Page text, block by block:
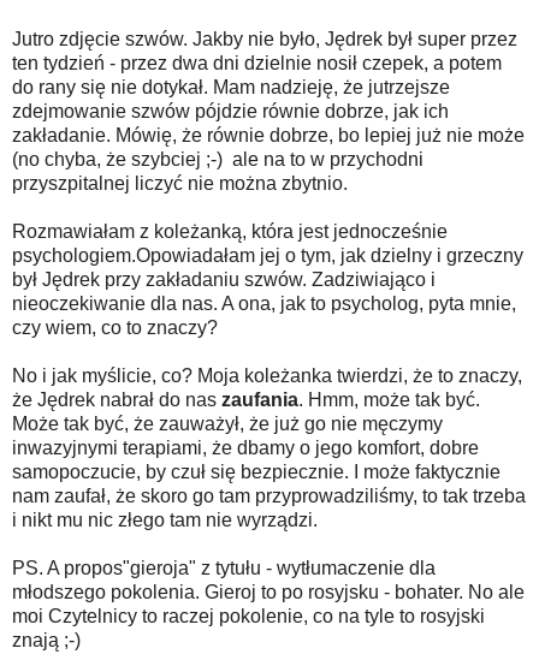
Jutro zdjęcie szwów. Jakby nie było, Jędrek był super przez
ten tydzień - przez dwa dni dzielnie nosił czepek, a potem
do rany się nie dotykał. Mam nadzieję, że jutrzejsze
zdejmowanie szwów pójdzie równie dobrze, jak ich
zakładanie. Mówię, że równie dobrze, bo lepiej już nie może
(no chyba, że szybciej ;-) ale na to w przychodni
przyszpitalnej liczyć nie można zbytnio.
Rozmawiałam z koleżanką, która jest jednocześnie
psychologiem.Opowiadałam jej o tym, jak dzielny i grzeczny
był Jędrek przy zakładaniu szwów. Zadziwiająco i
nieoczekiwanie dla nas. A ona, jak to psycholog, pyta mnie,
czy wiem, co to znaczy?
No i jak myślicie, co? Moja koleżanka twierdzi, że to znaczy,
że Jędrek nabrał do nas zaufania. Hmm, może tak być.
Może tak być, że zauważył, że już go nie męczymy
inwazyjnymi terapiami, że dbamy o jego komfort, dobre
samopoczucie, by czuł się bezpiecznie. I może faktycznie
nam zaufał, że skoro go tam przyprowadziliśmy, to tak trzeba
i nikt mu nic złego tam nie wyrządzi.
PS. A propos"gieroja" z tytułu - wytłumaczenie dla
młodszego pokolenia. Gieroj to po rosyjsku - bohater. No ale
moi Czytelnicy to raczej pokolenie, co na tyle to rosyjski
znają ;-)